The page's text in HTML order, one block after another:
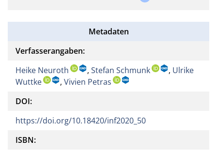
Metadaten
Verfasserangaben:
Heike Neuroth
, Stefan Schmunk , Ulrike
Wuttke
, Vivien Petras
DOI:
https://doi.org/10.18420/inf2020_50
ISBN: